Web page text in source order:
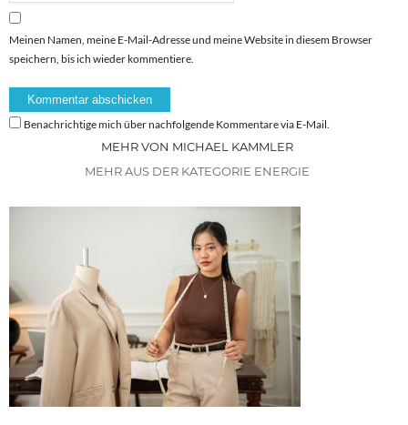
Meinen Namen, meine E-Mail-Adresse und meine Website in diesem Browser
speichern, bis ich wieder kommentiere.
Benachrichtige mich über nachfolgende Kommentare via E-Mail.
MEHR VON MICHAEL KAMMLER
MEHR AUS DER KATEGORIE ENERGIE